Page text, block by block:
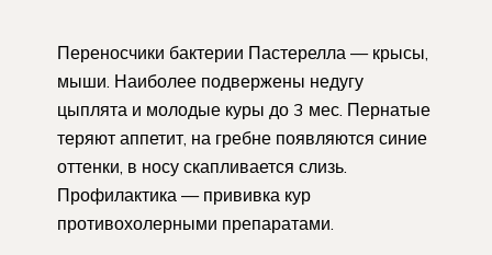
Переносчики бактерии Пастерелла — крысы,
мыши. Наиболее подвержены недугу
цыплята и молодые куры до 3 мес. Пернатые
теряют аппетит, на гребне появляются синие
оттенки, в носу скапливается слизь.
Профилактика — прививка кур
противохолерными препаратами.